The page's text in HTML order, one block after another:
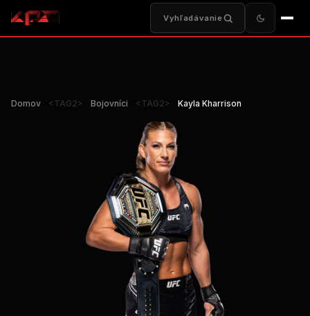
Vyhľadávanie
Domov <TAG2> Bojovníci <TAG2> Kayla Kharrison